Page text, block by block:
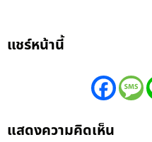
แชร์หน้านี้
แสดงความคิดเห็น